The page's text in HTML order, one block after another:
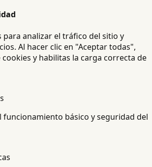
para analizar el tráfico del sitio y
Al hacer clic en "Aceptar todas",
y habilitas la carga correcta de
funcionamiento básico y seguridad del